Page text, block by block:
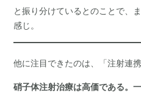
と振り分けているとのことで、
感じ。
他に注目できたのは、「注射連
硝子体注射治療は高価である。